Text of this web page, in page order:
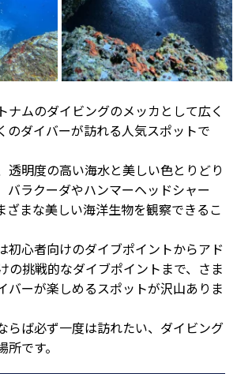
ナムのダイビングのメッカとして広く
のダイバーが訪れる人気スポットで
透明度の高い海水と美しい色とりどり
バラクーダやハンマーヘッドシャー
ざまな美しい海洋生物を観察できるこ
初心者向けのダイブポイントからアド
の挑戦的なダイブポイントまで、さま
バーが楽しめるスポットが沢山ありま
らば必ず一度は訪れたい、ダイビング
です。